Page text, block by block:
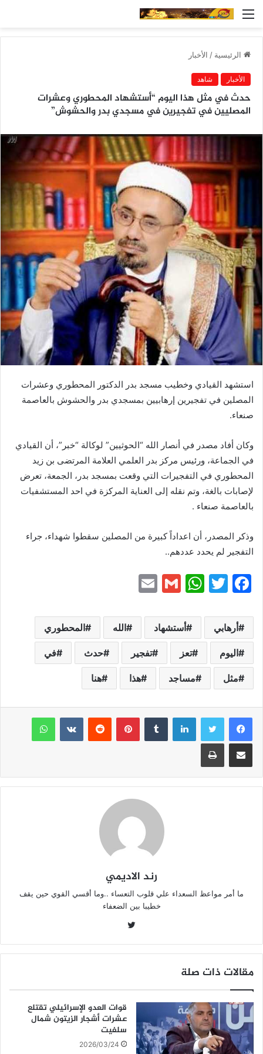
القائمة
الرئيسية / الأخبار
الأخبار شاهد
حدث في مثل هذا اليوم “أستشهاد المحطوري وعشرات
المصليين في تفجيرين في مسجدي بدر والحشوش”
استشهد القيادي وخطيب مسجد بدر الدكتور المحطوري وعشرات
المصلين في تفجيرين إرهابيين بمسجدي بدر والحشوش بالعاصمة
صنعاء.
وكان أفاد مصدر في أنصار الله “الحوثيين” لوكالة “خبر”، أن القيادي
في الجماعة، ورئيس مركز بدر العلمي العلامة المرتضى بن زيد
المحطوري في التفجيرات التي وقعت بمسجد بدر، الجمعة، تعرض
لإصابات بالغة، وتم نقله إلى العناية المركزة في احد المستشفيات
بالعاصمة صنعاء .
وذكر المصدر، أن اعداداً كبيرة من المصلين سقطوا شهداء، جراء
التفجير لم يحدد عددهم..
F
c
e
b
o
o
k
T
itt
er
W
at
s
A
p
p
G
ai
l
ai
l
أرهابي أستشهاد الله المحطوري
اليوم تعز تفجير حدث في
مثل مساجد هذا هنا
لينكدإن بينتيريست واتساب
مشاركة عبر البريد طباعة
رند الاديمي
ما أمر مواعظ السعداء علي قلوب التعساء ..وما أقسي القوي حين يقف
خطيبا بين الضعفاء
مقالات ذات صلة
قوات العدو الإسرائيلي تقتلع
عشرات أشجار الزيتون شمال
سلفيت
2026/03/24